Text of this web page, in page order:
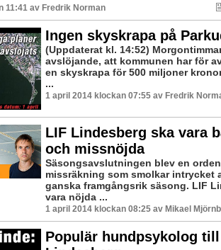
11:41 av Fredrik Norman
Ingen skyskrapa på
(Uppdaterat kl. 14:52)
avslöjande, att kommunen har för
en skyskrapa för 500 miljoner
...
1 april 2014 klockan 07:55 av Fredrik
LIF Lindesberg ska vara
och missnöjda
Säsongsavslutningen blev en
missräkning som smolkar intrycket
ganska framgångsrik säsong. LIF
vara nöjda ...
1 april 2014 klockan 08:25 av Mikael
Populär hundpsykolog till